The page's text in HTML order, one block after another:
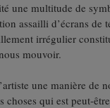
une multitude de
assailli d’écrans de
irrégulier
mouvoir.
une manière de
qui est peut-